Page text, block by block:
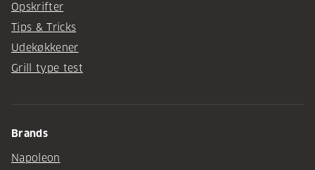
Opskrifter
Tips & Tricks
Udekøkkener
Grill type test
Brands
Napoleon